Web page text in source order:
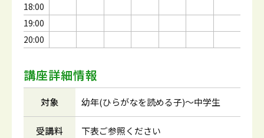
18:00
19:00
20:00
講座詳細情報
対象 幼年(ひらがなを読める子)～中学生
受講料 下表ご参照ください